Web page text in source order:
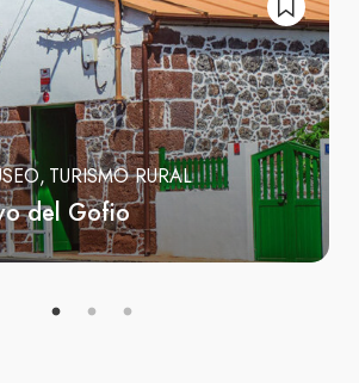
TURISMO RURAL
del Gofio